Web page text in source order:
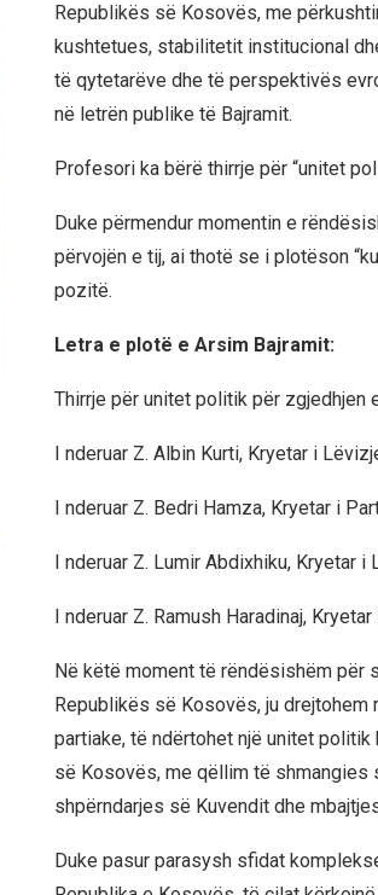
Republikës së Kosovës, me
kushtetues, stabilitetit institucional
të qytetarëve dhe të perspektivës
në letrën publike të Bajramit.
Profesori ka bërë thirrje për “unitet
Duke përmendur momentin e
përvojën e tij, ai thotë se i plotëson
pozitë.
Letra e plotë e Arsim Bajramit:
Thirrje për unitet politik për
I nderuar Z. Albin Kurti, Kryetar i
I nderuar Z. Bedri Hamza, Kryetar i
I nderuar Z. Lumir Abdixhiku, Kryetar
I nderuar Z. Ramush Haradinaj,
Në këtë moment të rëndësishëm
Republikës së Kosovës, ju
partiake, të ndërtohet një unitet
së Kosovës, me qëllim të
shpërndarjes së Kuvendit dhe
Duke pasur parasysh sfidat